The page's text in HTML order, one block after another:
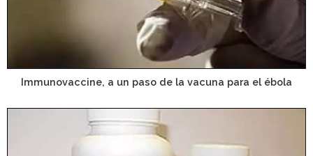
Immunovaccine, a un paso de la vacuna para el ébola